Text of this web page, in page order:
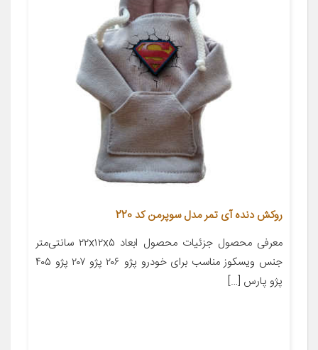
روکش دنده آی تمر مدل سوپرمن کد 220
معرفی محصول جزئیات محصول ابعاد ۲۲x۱۲x۵ سانتی‌متر
جنس ویسکوز مناسب برای خودرو پژو ۲۰۶ پژو ۲۰۷ پژو ۴۰۵
پژو پارس […]